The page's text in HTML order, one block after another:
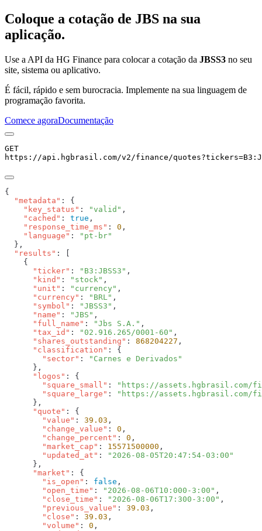
Coloque a cotação de JBS na sua
aplicação.
Use a API da HG Finance para colocar a cotação da JBSS3 no seu
site, sistema ou aplicativo.
É fácil, rápido e sem burocracia. Implemente na sua linguagem de
programação favorita.
Comece agoraDocumentação
GET
https://api.hgbrasil.com/v2/finance/quotes?tickers=
  "metadata"
    "key_status"
: "valid"
    "cached"
: true
    "response_time_ms"
: 0
    "language"
:
  "results"
      "ticker"
: "B3:JBSS3"
      "kind"
: "stock"
      "unit"
: "currency"
      "currency"
: "BRL"
      "symbol"
: "JBSS3"
      "name"
: "JBS"
      "full_name"
: "Jbs S.A."
      "tax_id"
: "02.916.265/0001-60"
      "shares_outstanding"
: 868204227
      "classification"
        "sector"
:
      "logos"
        "square_small"
:
"https://assets.hgbrasil.com/
        "square_large"
:
      "quote"
        "value"
: 39.03
        "change_value"
: 0
        "change_percent"
: 0
        "market_cap"
: 15571500000
        "updated_at"
:
      "market"
        "is_open"
: false
        "open_time"
: "2026-08-06T10:000-3:00"
        "close_time"
: "2026-08-06T17:300-3:00"
        "previous_value"
: 39.03
        "close"
: 39.03
        "volume"
: 0